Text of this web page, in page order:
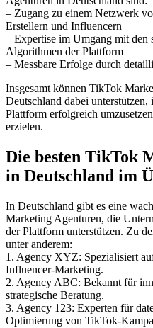
– Zugang zu einem Netzwerk
Erstellern und Influencern
– Expertise im Umgang mit den
Algorithmen der Plattform
– Messbare Erfolge durch
Insgesamt können TikTok
Deutschland dabei
Plattform erfolgreich
erzielen.
Die besten TikTok
in Deutschland im
In Deutschland gibt es eine
Marketing Agenturen, die
der Plattform unterstützen. Zu
unter anderem:
1. Agency XYZ: Spezialisiert
Influencer-Marketing.
2. Agency ABC: Bekannt für
strategische Beratung.
3. Agency 123: Experten für
Optimierung von TikTok-